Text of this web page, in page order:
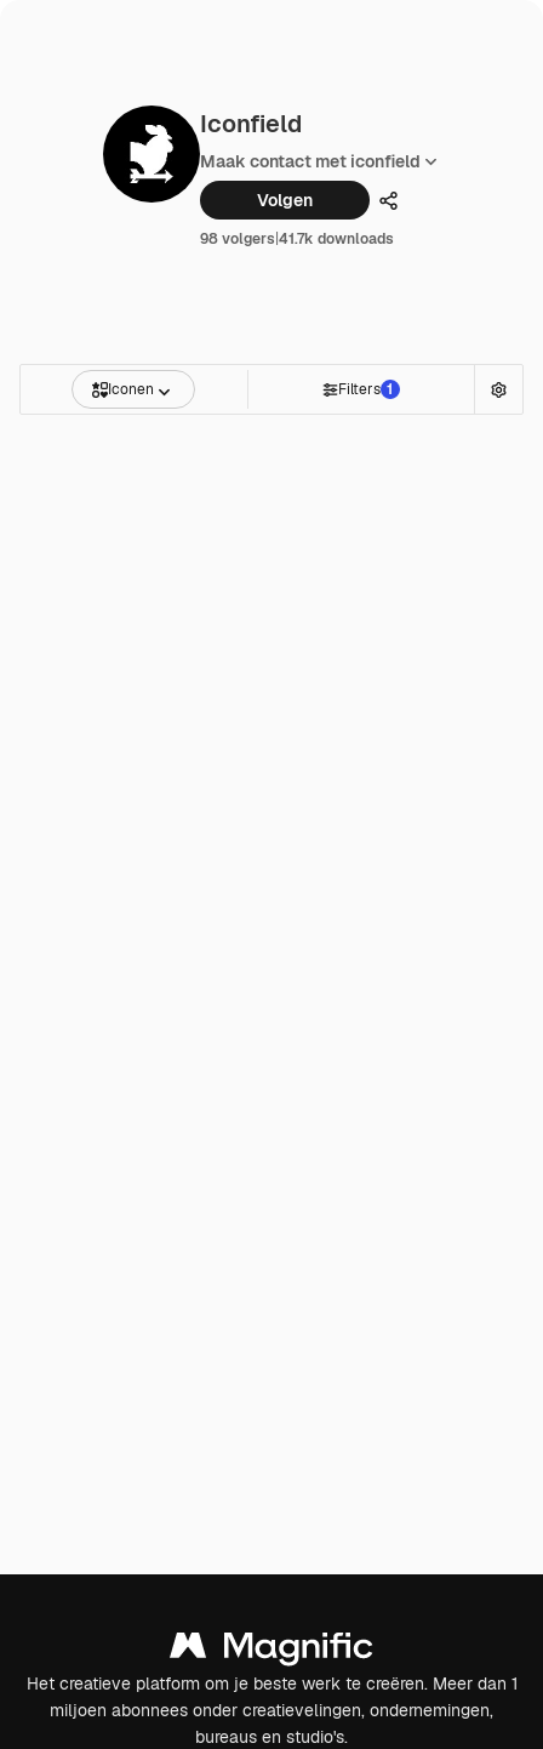
Iconfield
Maak contact met iconfield
Volgen
Delen
98 volgers|41.7k downloads
Iconen Filters 1
Het creatieve platform om je beste werk te creëren. Meer dan 1
miljoen abonnees onder creatievelingen, ondernemingen,
bureaus en studio's.